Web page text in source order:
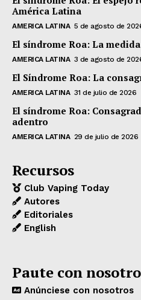
América Latina
AMERICA LATINA 5 de agosto de
El síndrome Roa: La
AMERICA LATINA 3 de agosto de
El Síndrome Roa: La
AMERICA LATINA 31 de julio de 2026
El síndrome Roa:
adentro
AMERICA LATINA 29 de julio de 2026
Recursos
Club Vaping Today
Autores
Editoriales
English
Paute con
Anúnciese con nosotros